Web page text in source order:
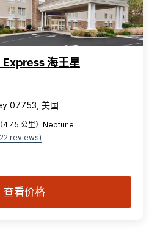
海王星
07753, 美国
4.45 公里）Neptune
reviews)
查看价格